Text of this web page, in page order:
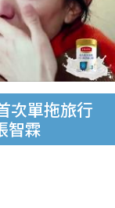
次單拖旅行
智霖